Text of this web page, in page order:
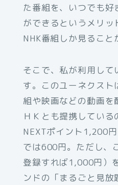
た番組を、いつでも好
ができるというメリッ
NHK番組しか見ること
そこで、私が利用して
す。このユーネクス
組や映画などの動画を
ＨＫとも提携してい
NEXTポイント1,200
では600円。ただし、
登録すれば1,000円）
ンドの「まるごと見